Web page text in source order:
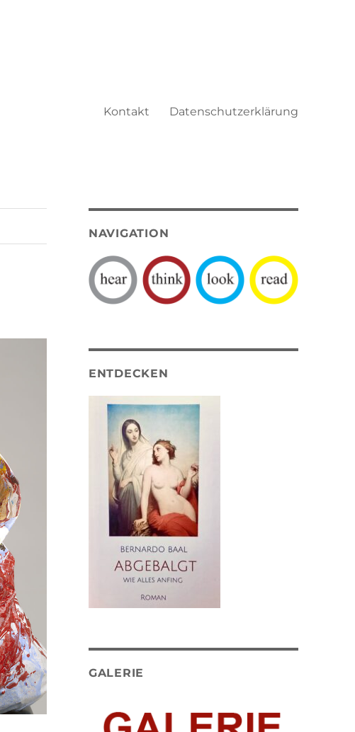
Kontakt Datenschutzerklärung
NAVIGATION
ENTDECKEN
GALERIE